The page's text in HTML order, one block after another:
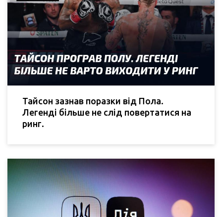
Тайсон зазнав поразки від Пола.
Легенді більше не слід повертатися на
ринг.